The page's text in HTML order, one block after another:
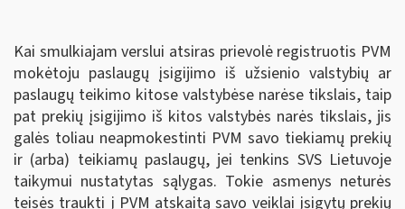
Kai smulkiajam verslui atsiras prievolė registruotis PVM
mokėtoju paslaugų įsigijimo iš užsienio valstybių ar
paslaugų teikimo kitose valstybėse narėse tikslais, taip
pat prekių įsigijimo iš kitos valstybės narės tikslais, jis
galės toliau neapmokestinti PVM savo tiekiamų prekių
ir (arba) teikiamų paslaugų, jei tenkins SVS Lietuvoje
taikymui nustatytas sąlygas. Tokie asmenys neturės
teisės traukti į PVM atskaitą savo veiklai įsigytų prekių